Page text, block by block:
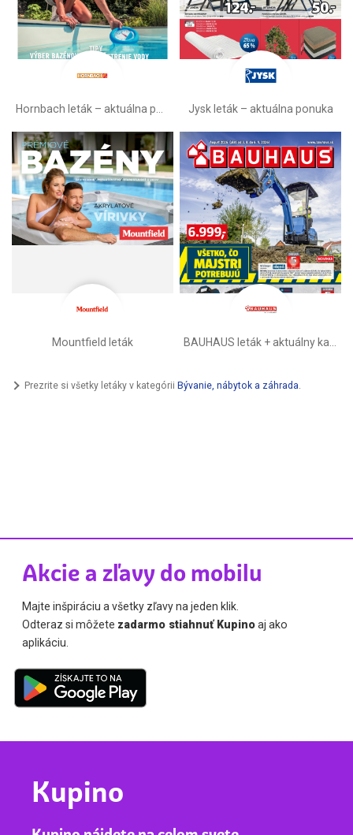
Jysk leták – aktuálna ponuka
Mountfield leták
Prezrite si všetky letáky v kategórii Bývanie, nábytok a záhrada.
Akcie a zľavy do mobilu
Majte inšpiráciu a všetky zľavy na jeden klik.
Odteraz si môžete zadarmo stiahnuť Kupinoaj ako
aplikáciu.
Kupino